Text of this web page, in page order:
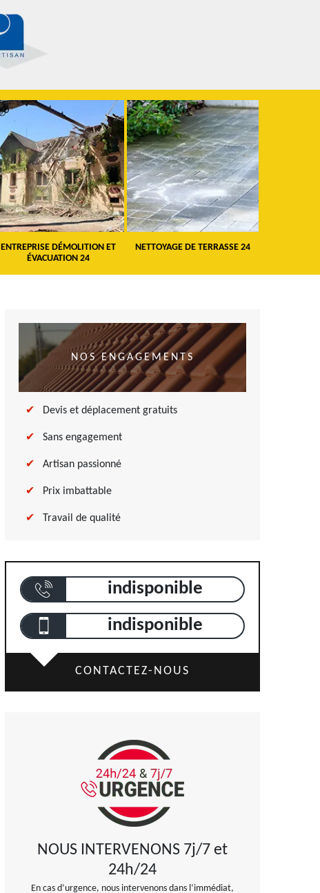
ENTREPRISE DÉMOLITION ET
ÉVACUATION 24
NETTOYAGE DE TERRASSE 24
NOS ENGAGEMENTS
Devis et déplacement gratuits
Sans engagement
Artisan passionné
Prix imbattable
Travail de qualité
indisponible
indisponible
CONTACTEZ-NOUS
NOUS INTERVENONS 7j/7 et
24h/24
En cas d’urgence, nous intervenons dans l’immédiat,